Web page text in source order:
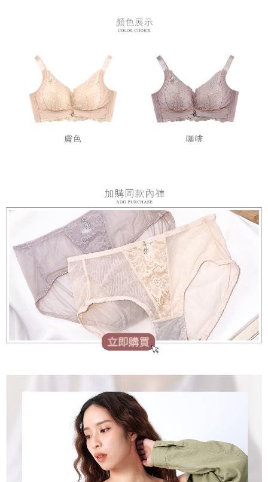
購買商品的店家。未經商家同意取消之訂單仍視為有效，需透過AFTEE先享
客戶支援中心」
https://netprotections.freshdesk.com/support/home
【注意事項】
１．透過由恩沛科技股份有限公司提供之「AFTEE先享後付」服務完成之交
易，需依本服務之必要範圍內提供個人資料，並將交易相關給付款項請求債
權轉讓予恩沛科技股份有限公司。
２．關於個人資料處理事宜，請瀏覽以下網址：
https://aftee.tw/terms/#terms3
時審查核予不同之上限額度；若仍有額度不足之情形，本公司將視審查結果
５．嚴禁一人註冊多個帳號或使用他人資訊註冊。若發現惡意使用之情形，
恩沛科技股份有限公司將有權停止該用戶之使用額度並採取法律行動。
每筆NT$80，滿NT$899(含以上)免運費
每筆NT$80，滿NT$899(含以上)免運費
黑貓宅急便
每筆NT$80，滿NT$899(含以上)免運費